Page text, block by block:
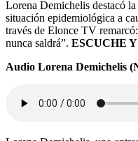
Lorena Demichelis destacó
situación epidemiológica a
través de Elonce TV
nunca saldrá”. ESCUCHE
Audio Lorena Demichelis